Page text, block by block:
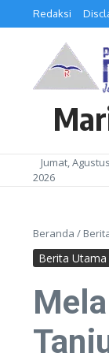
Lewati ke konten
Redaksi
Jumat,
2026
Beranda /
Berita Utama